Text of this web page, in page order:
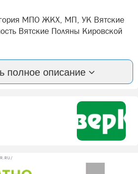
МПО ЖКХ, МП, УК Вятские
Вятские Поляны Кировской
отзыв или оценить компанию:
Вятские Поляны.
представителями фирмы:
Сообщите нам об этом!
полное описание